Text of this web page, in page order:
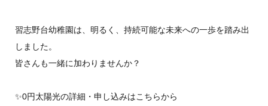
習志野台幼稚園は、明るく、持続可能な未来への一歩を踏み出
しました。
皆さんも一緒に加わりませんか？
✨0円太陽光の詳細・申し込みはこちらから